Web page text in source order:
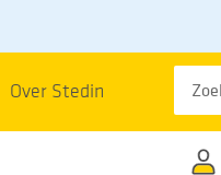
Over Stedin